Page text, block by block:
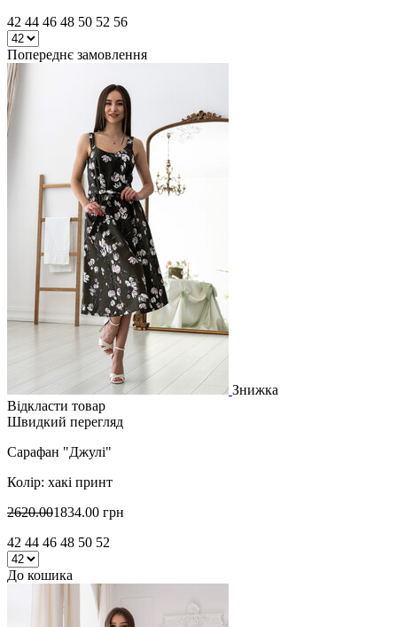
42 44 46 48 50 52 56
Попереднє замовлення
Знижка
Відкласти товар
Швидкий перегляд
Сарафан "Джулі"
Колір: хакі принт
2620.001834.00 грн
42 44 46 48 50 52
До кошика